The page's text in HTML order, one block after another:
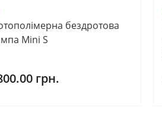
бездротова
Mini S
грн.